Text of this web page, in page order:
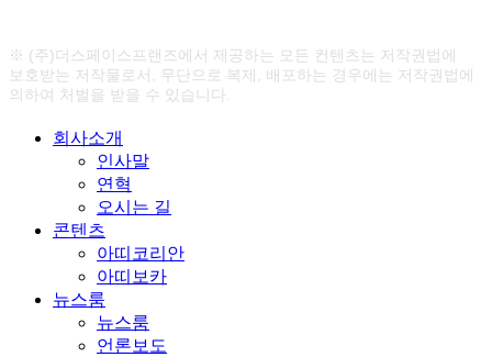
※ (주)더스페이스프랜즈에서 제공하는 모든 컨텐츠는 저작권법에
보호받는 저작물로서, 무단으로 복제, 배포하는 경우에는 저작권법에
의하여 처벌을 받을 수 있습니다.
Close 회사소개
인사말
연혁
오시는 길
콘텐츠
아띠코리안
아띠보카
뉴스룸
뉴스룸
언론보도